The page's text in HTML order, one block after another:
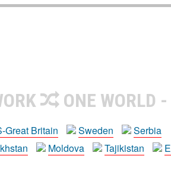
ONE WORLD
Great Britain Sweden
Serbia
Moldova Tajikistan